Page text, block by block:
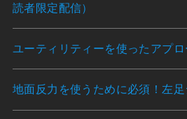
読者限定配信）
ユーティリティーを使ったアプ
地面反力を使うために必須！左